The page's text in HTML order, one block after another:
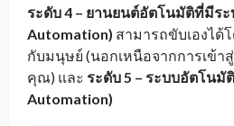
ระดับ 4 – ยานยนต์อัตโนมัติที่มีร
Automation) สามารถขับเองไ
กับมนุษย์ (นอกเหนือจากการเข้า
คุณ) และ ระดับ 5 – ระบบอัตโนมั
Automation)